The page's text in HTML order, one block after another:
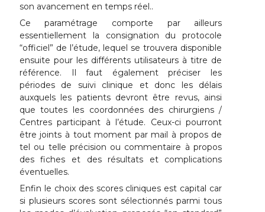
son avancement en temps réel..
Ce paramétrage comporte par ailleurs
essentiellement la consignation du protocole
“officiel” de l’étude, lequel se trouvera disponible
ensuite pour les différents utilisateurs à titre de
référence. Il faut également préciser les
périodes de suivi clinique et donc les délais
auxquels les patients devront être revus, ainsi
que toutes les coordonnées des chirurgiens /
Centres participant à l’étude. Ceux-ci pourront
être joints à tout moment par mail à propos de
tel ou telle précision ou commentaire à propos
des fiches et des résultats et complications
éventuelles.
Enfin le choix des scores cliniques est capital car
si plusieurs scores sont sélectionnés parmi tous